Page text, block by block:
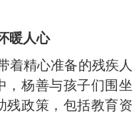
暖人心
着精心准备的残疾人
，杨善与孩子们围坐
残政策，包括教育资